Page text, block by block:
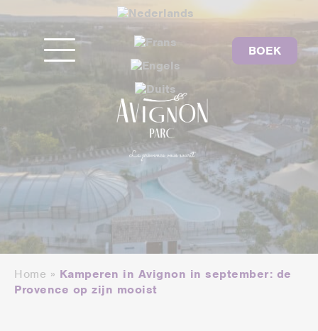
BOEK
Home » Kamperen in Avignon in september: de
Provence op zijn mooist